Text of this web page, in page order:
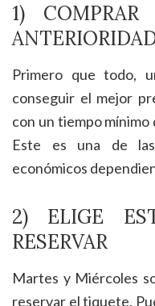
1)
Primero que todo,
conseguir el mejor
con un tiempo mínimo
Este es una de
económicos
2) ELIGE
RESERVAR
Martes y Miércoles
reservar el tiquete.